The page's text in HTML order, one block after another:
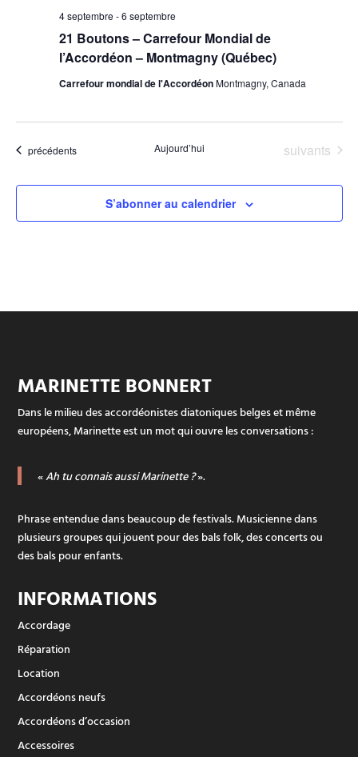
21 Boutons – Carrefour Mondial de
l’Accordéon – Montmagny (Québec)
4 septembre -6 septembre
Carrefour mondial de l'AccordéonMontmagny, Canada
Évènements
précédents Aujourd’hui Évènements
suivants
S’abonner au calendrier
MARINETTE BONNERT
Dans le milieu des accordéonistes diatoniques belges et même
européens, Marinette est un mot qui ouvre les conversations :
«Ah tu connais aussi Marinette ?».
Phrase entendue dans beaucoup de festivals. Musicienne dans
plusieurs groupes qui jouent pour des bals folk, des concerts ou
des bals pour enfants.
INFORMATIONS
Accordage
Réparation
Location
Accordéons neufs
Accordéons d’occasion
Accessoires